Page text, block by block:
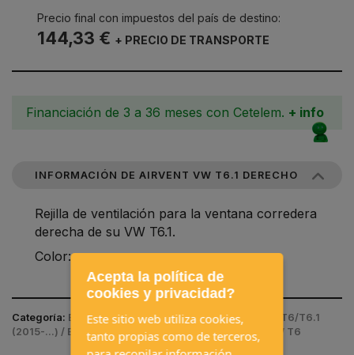
Precio final con impuestos del país de destino:
144,33 € + PRECIO DE TRANSPORTE
Financiación de 3 a 36 meses con Cetelem. + info
INFORMACIÓN DE AIRVENT VW T6.1 DERECHO
Rejilla de ventilación para la ventana corredera
derecha de su VW T6.1.
Color: negro
Categoría: BUSCAR POR VEHICULO / VOLKSWAGEN / T6/T6.1
(2015-...) / EXTERIOR / VENTANAS Y VENTILACIÓN VW T6
Acepta la política de
cookies y privacidad?
Este sitio web utiliza cookies,
tanto propias como de terceros,